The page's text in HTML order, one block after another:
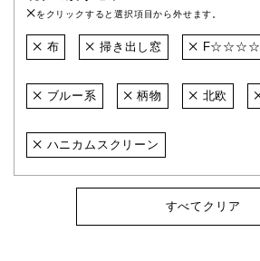
をクリックすると選択項目から外せます。
布 掃き出し窓 F☆☆☆☆
ブルー系 柄物 北欧
ハニカムスクリーン
すべてクリア